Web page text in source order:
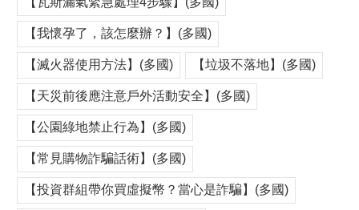
【我懷孕了，該怎麼辦？】(多國)
【滅火器使用方法】(多國) 【垃圾不落地】(多國)
【天災前後應注意戶外活動安全】(多國)
【公園綠地禁止行為】(多國)
【常見購物詐騙話術】(多國)
【投資群組帶你買虛擬幣？當心是詐騙】(多國)